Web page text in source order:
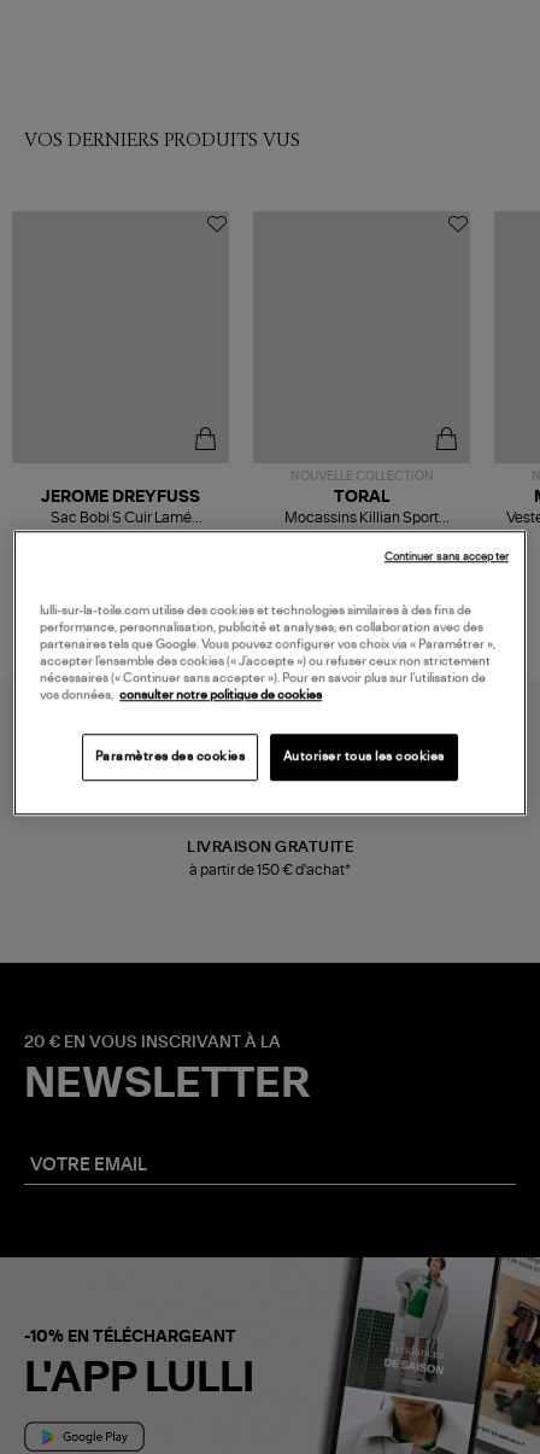
VOS DERNIERS PRODUITS VUS
JEROME DREYFUSS
Sac Bobi S Cuir Lamé
Champagne
NOUVELLE COLLECTION
TORAL
Mocassins Killian Sport
Mousse
LIVRAISON GRATUITE
à partir de 150 € d'achat*
20 € EN VOUS INSCRIVANT À LA
NEWSLETTER
-10% EN TÉLÉCHARGEANT
L'APP LULLI
lulli-sur-la-toile.com utilise des cookies et technologies similaires à des fins de
performance, personnalisation, publicité et analyses, en collaboration avec des
partenaires tels que Google. Vous pouvez configurer vos choix via « Paramétrer »,
accepter l’ensemble des cookies (« J’accepte ») ou refuser ceux non strictement
nécessaires (« Continuer sans accepter »). Pour en savoir plus sur l’utilisation de
vos données, consulter notre politique de cookies
Paramètres des cookies Autoriser tous les cookies
Continuer sans accepter